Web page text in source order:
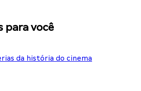
para você
da história do cinema